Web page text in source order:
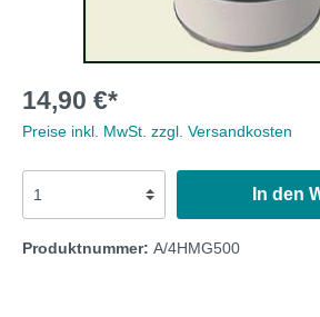
14,90 €*
Preise inkl. MwSt. zzgl. Versandkosten
In den
Produktnummer: A/4HMG500